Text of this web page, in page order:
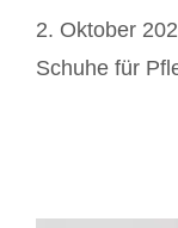
2. Oktober
Schuhe für